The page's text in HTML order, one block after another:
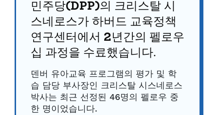
민주당(DPP)의 크리스탈 시
스네로스가 하버드 교육정책
연구센터에서 2년간의 펠로우
십 과정을 수료했습니다.
덴버 유아교육 프로그램의 평가 및 학
습 담당 부사장인 크리스탈 시스네로스
박사는 최근 선정된 46명의 펠로우 중
한 명이었습니다.